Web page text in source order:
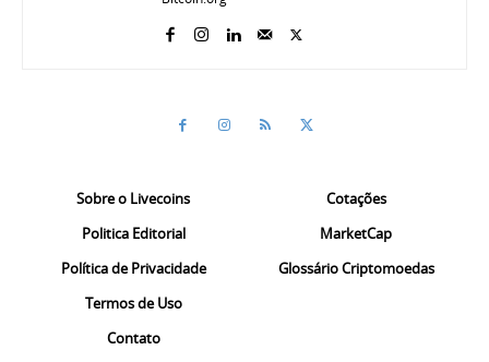
Sobre o Livecoins
Politica Editorial
Política de Privacidade
Termos de Uso
Contato
Cotações
MarketCap
Glossário Criptomoedas